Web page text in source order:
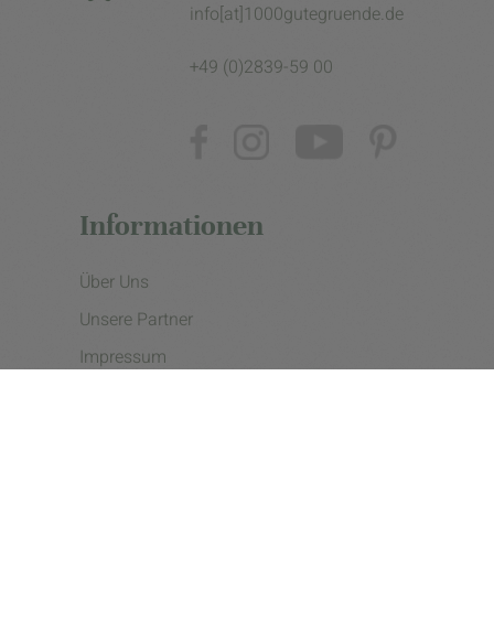
info[at]1000gutegruende.de
+49 (0)2839-59 00
Informationen
Über Uns
Unsere Partner
Impressum